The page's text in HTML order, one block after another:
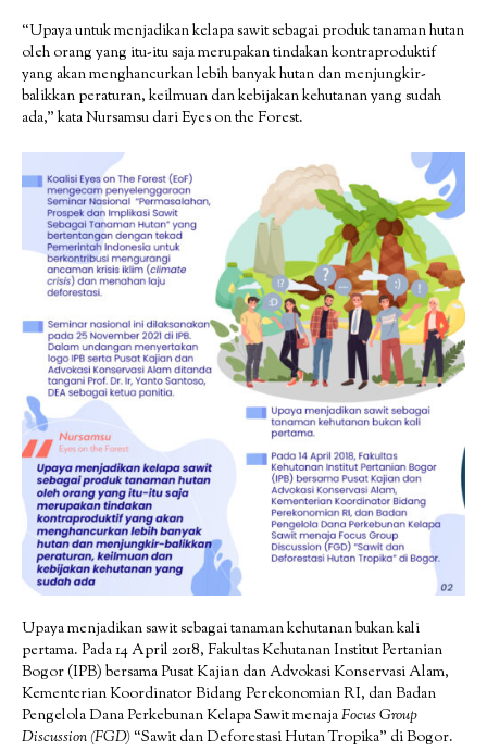
“Upaya untuk menjadikan kelapa sawit sebagai produk tanaman hutan
oleh orang yang itu-itu saja merupakan tindakan kontraproduktif
yang akan menghancurkan lebih banyak hutan dan menjungkir-
balikkan peraturan, keilmuan dan kebijakan kehutanan yang sudah
ada,” kata Nursamsu dari Eyes on the Forest.
Upaya menjadikan sawit sebagai tanaman kehutanan bukan kali
pertama. Pada 14 April 2018, Fakultas Kehutanan Institut Pertanian
Bogor (IPB) bersama Pusat Kajian dan Advokasi Konservasi Alam,
Kementerian Koordinator Bidang Perekonomian RI, dan Badan
Pengelola Dana Perkebunan Kelapa Sawit menajaFocus Group
Discussion (FGD) “Sawit dan Deforestasi Hutan Tropika” di Bogor.